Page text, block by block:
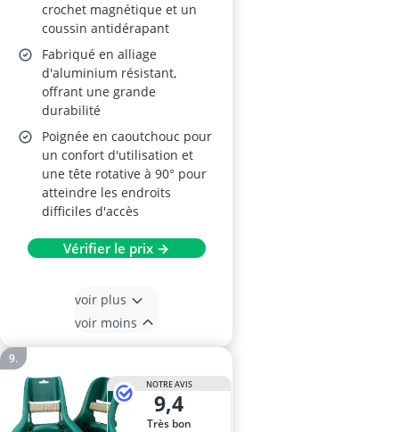
crochet magnétique et un
coussin antidérapant
Fabriqué en alliage
d'aluminium résistant,
offrant une grande
durabilité
Poignée en caoutchouc pour
un confort d'utilisation et
une tête rotative à 90° pour
atteindre les endroits
difficiles d'accès
Vérifier le prix →
voir plus
voir moins
NOTRE AVIS
9,4
Très bon